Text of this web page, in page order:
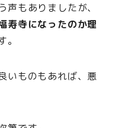
もありましたが、
寿寺になったのか理
。
いものもあれば、悪